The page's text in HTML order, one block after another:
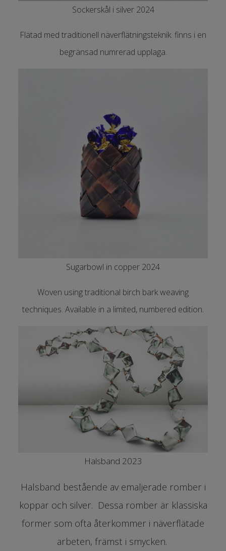
Sockerskål i silver 2024
Flätad med traditionell näverflätningsteknik. finns i en
begränsad numrerad upplaga.
Sugarbowl in copper 2024
Woven using traditional birch bark weaving
techniques. Available in a limited, numbered edition.
Halsband 2023
Halsband bestående av emaljerade romber i
koppar och silver. Dessa romber är klassiska
former som ofta återkommer i näverflätade
arbeten, främst i smycken.